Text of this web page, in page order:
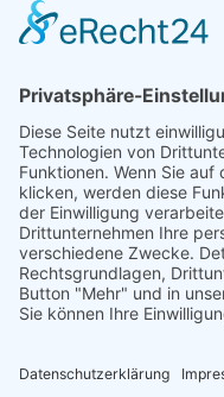
Langenau
Sanierung
Vom
Überwachung
Willkommen bei
Schützen und
mit unseren
Wir bieten Ihnen drei
der grundlegenden